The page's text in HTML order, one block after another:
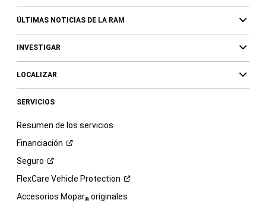
ÚLTIMAS NOTICIAS DE LA RAM
INVESTIGAR
LOCALIZAR
SERVICIOS
Resumen de los servicios
Financiación
Seguro
FlexCare Vehicle Protection
Accesorios Mopar®originales